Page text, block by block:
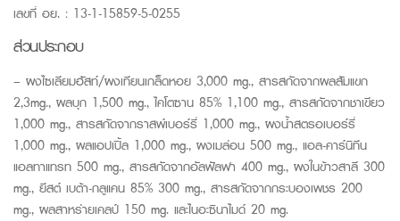
เลขที่ อย. : 13-1-15859-5-0255
ส่วนประกอบ
– ผงไซเลียมฮัสท์/ผงเทียนเกล็ดหอย 3,000 mg., สารสกัดจากผลสัมแขก
2,3mg., ผลบุก 1,500 mg., ไคโตซาน 85% 1,100 mg., สารสกัดจากชาเขียว
1,000 mg., สารสกัดจากราสพ์เบอร์รี่ 1,000 mg., ผงน้ำสตรอเบอร์รี่
1,000 mg., ผลแอปเปิ้ล 1,000 mg., ผงเมล่อน 500 mg., แอล-คาร์นิทีน
แอลทาแทรท 500 mg., สารสกัดจากอัลฟัลฟา 400 mg., ผงในข้าวสาลี 300
mg., ยีสต์ เบต้า-กลูแคน 85% 300 mg., สารสกัดจากกระบองเพชร 200
mg., ผลสาหร่ายเคลป์ 150 mg. และไนอะซินาไมด์ 20 mg.